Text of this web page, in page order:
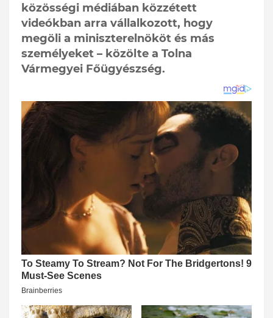
közösségi médiában közzétett
videókban arra vállalkozott, hogy
megöli a miniszterelnököt és más
személyeket – közölte a Tolna
Vármegyei Főügyészség.